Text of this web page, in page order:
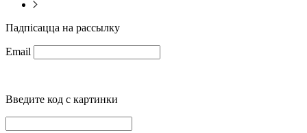
Падпісацца на рассылку
Email
Введите код с картинки